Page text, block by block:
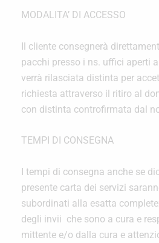
MODALITA’ DI ACCESSO
Il cliente consegnerà
pacchi presso i ns. uffici aperti
verrà rilasciata distinta per
richiesta attraverso il ritiro al
con distinta controfirmata dal
TEMPI DI CONSEGNA
I tempi di consegna anche se
presente carta dei servizi
subordinati alla esatta
degli invii che sono a cura e
mittente e/o dalla cura e